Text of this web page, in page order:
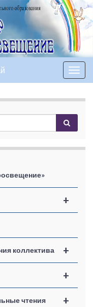
Вкл/
выкл
+
+
коллектива
+
+
чтения